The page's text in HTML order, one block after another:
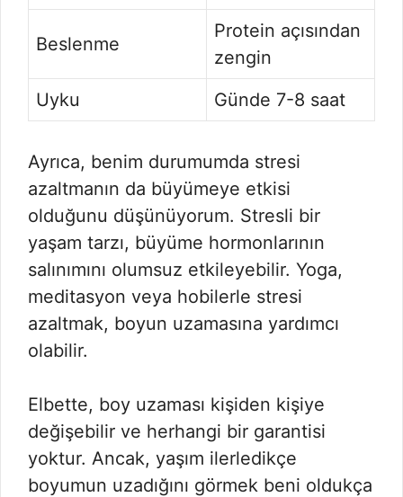
Beslenme
Protein açısından
zengin
Uyku
Günde 7-8 saat
Ayrıca, benim durumumda stresi
azaltmanın da büyümeye etkisi
olduğunu düşünüyorum. Stresli bir
yaşam tarzı, büyüme hormonlarının
salınımını olumsuz etkileyebilir. Yoga,
meditasyon veya hobilerle stresi
azaltmak, boyun uzamasına yardımcı
olabilir.
Elbette, boy uzaması kişiden kişiye
değişebilir ve herhangi bir garantisi
yoktur. Ancak, yaşım ilerledikçe
boyumun uzadığını görmek beni oldukça